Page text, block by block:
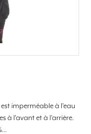
imperméable à l'eau
à l'avant et à l'arrière.